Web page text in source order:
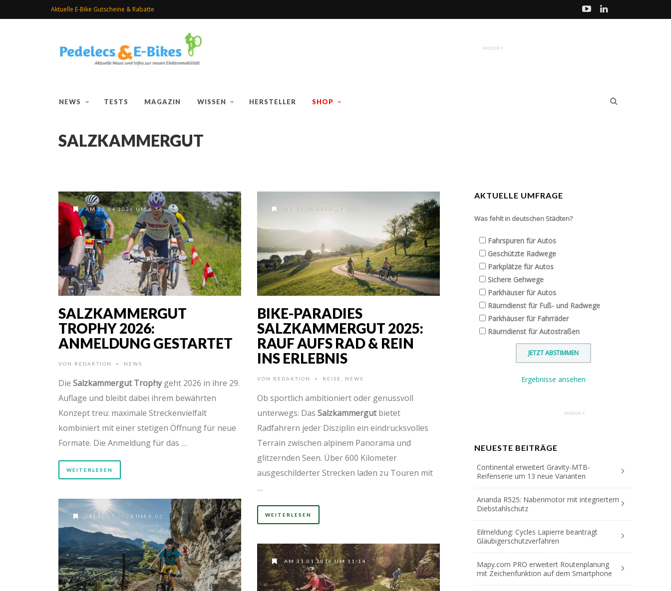
Aktuelle E-Bike Gutscheine & Rabatte
NEWS TESTS MAGAZIN WISSEN HERSTELLER SHOP
SALZKAMMERGUT
AM 25.04.2026 UM 6:56
SALZKAMMERGUT
TROPHY 2026:
ANMELDUNG GESTARTET
VON REDAKTION • NEWS
Die Salzkammergut Trophygeht 2026 in ihre 29.
Auflage und bleibt dabei ihrem bewährten
Konzept treu: maximale Streckenvielfalt
kombiniert mit einer stetigen Öffnung für neue
Formate. Die Anmeldung für das …
WEITERLESEN
AM 07.06.2025 UM 9:55
BIKE-PARADIES
SALZKAMMERGUT 2025:
RAUF AUFS RAD & REIN
INS ERLEBNIS
VON REDAKTION • REISE NEWS
Ob sportlich ambitioniert oder genussvoll
unterwegs: Das Salzkammergutbietet
Radfahrern jeder Disziplin ein eindrucksvolles
Terrain zwischen alpinem Panorama und
glitzernden Seen. Über 600 Kilometer
ausgeschilderter Strecken laden zu Touren mit
…
WEITERLESEN
AM 18.05.2024 UM 8:02
AM 31.01.2016 UM 11:14
AKTUELLE UMFRAGE
Was fehlt in deutschen Städten?
Fahrspuren für Autos
Geschützte Radwege
Parkplätze für Autos
Sichere Gehwege
Parkhäuser für Autos
Räumdienst für Fuß- und Radwege
Parkhäuser für Fahrräder
Räumdienst für Autostraßen
Ergebnisse ansehen
NEUESTE BEITRÄGE
Continental erweitert Gravity-MTB-
Reifenserie um 13 neue Varianten
Ananda R525: Nabenmotor mit integriertem
Diebstahlschutz
Eilmeldung: Cycles Lapierre beantragt
Gläubigerschutzverfahren
Mapy.com PRO erweitert Routenplanung
mit Zeichenfunktion auf dem Smartphone